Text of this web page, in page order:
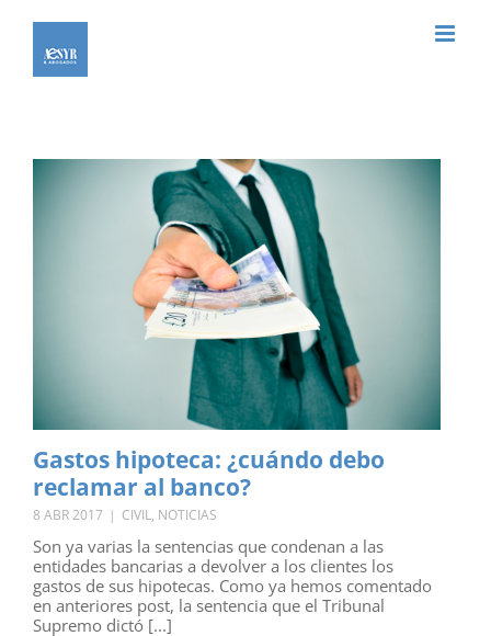
contenido
Gastos hipoteca: ¿cuándo debo
reclamar al banco?
8 ABR 2017 | CIVIL, NOTICIAS
Son ya varias la sentencias que condenan a las
entidades bancarias a devolver a los clientes los
gastos de sus hipotecas. Como ya hemos comentado
en anteriores post, la sentencia que el Tribunal
Supremo dictó [...]